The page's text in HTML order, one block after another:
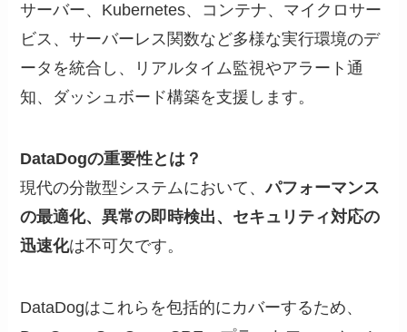
サーバー、Kubernetes、コンテナ、マイクロサー
ビス、サーバーレス関数など多様な実行環境のデ
ータを統合し、リアルタイム監視やアラート通
知、ダッシュボード構築を支援します。
DataDogの重要性とは？
現代の分散型システムにおいて、パフォーマンス
の最適化、異常の即時検出、セキュリティ対応の
迅速化は不可欠です。
DataDogはこれらを包括的にカバーするため、